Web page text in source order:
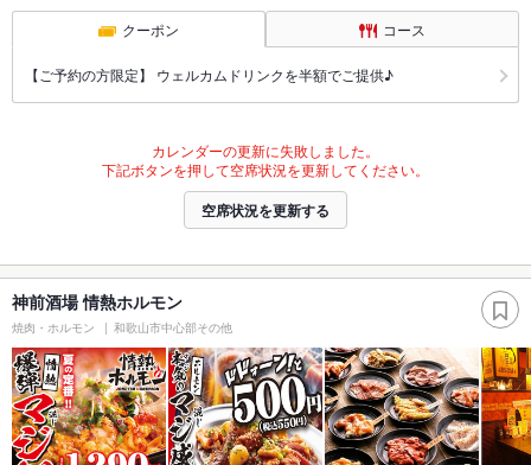
クーポン コース
【ご予約の方限定】 ウェルカムドリンクを半額でご提供♪
カレンダーの更新に失敗しました。
下記ボタンを押して空席状況を更新してください。
空席状況を更新する
神前酒場 情熱ホルモン
焼肉・ホルモン 和歌山市中心部その他